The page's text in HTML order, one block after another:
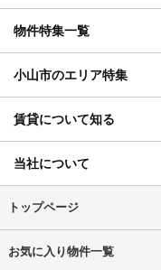
物件特集一覧
小山市のエリア特集
賃貸について知る
当社について
トップページ
お気に入り物件一覧